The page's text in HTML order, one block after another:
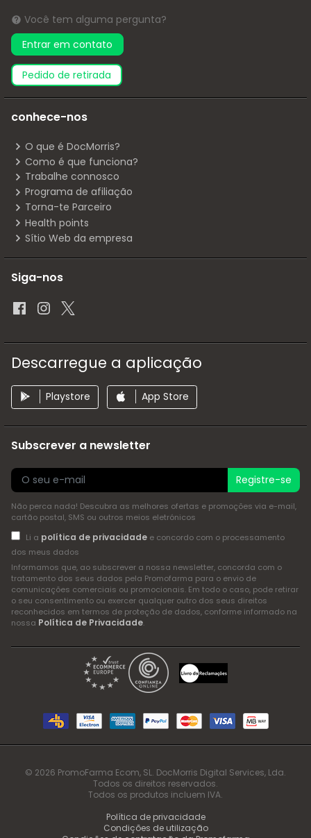
Você tem alguma pergunta?
Entrar em contato
pedido de retirada
conhece-nos
O que é DocMorris?
Como é que funciona?
Trabalhe connosco
Programa de afiliação
Torna-te Parceiro
Health points
Sítio Web da empresa
Siga-nos
Descarregue a aplicação
Playstore App Store
Subscrever a newsletter
Registre-se
Não perca nada! Descubra as melhores ofertas e promoções via e-mail,
cartão postal, SMS ou outros meios eletrónicos
Li a política de privacidadee concordo com o processamento
dos meus dados
Informamos que, ao subscrever a nossa newsletter, concorda com o
tratamento dos seus dados pela Promofarma para o envio de
comunicações comerciais ou promocionais. Em todo o caso, pode retirar
o seu consentimento ou exercer qualquer outro dos seus direitos
reconhecidos em termos de proteção de dados, conforme informado na
nossa Política de Privacidade.
© 2026 PromoFarma Ecom, SL. DocMorris Digital Services, Lda.
Todos os direitos reservados.
Todos os produtos incluem IVA.
Política de privacidade
Condições de utilização